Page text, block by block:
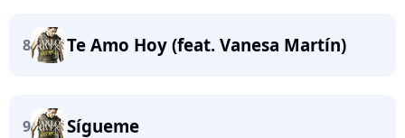
8 Te Amo Hoy (feat. Vanesa Martín)
9 Sígueme